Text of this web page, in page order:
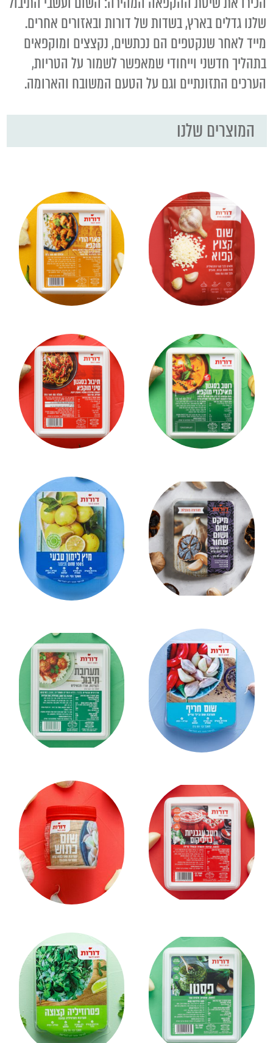
שלנו גדלים בארץ, בשדות של דורות ובאזורים אחרים.
מייד לאחר שנקטפים הם נכתשים, נקצצים ומוקפאים
בתהליך חדשני וייחודי שמאפשר לשמור על הטריות,
הערכים התזונתיים וגם על הטעם המשובח והארומה.
המוצרים שלנו